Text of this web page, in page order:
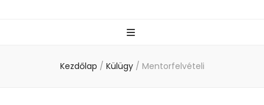
Kezdőlap / Külügy / Mentorfelvételi